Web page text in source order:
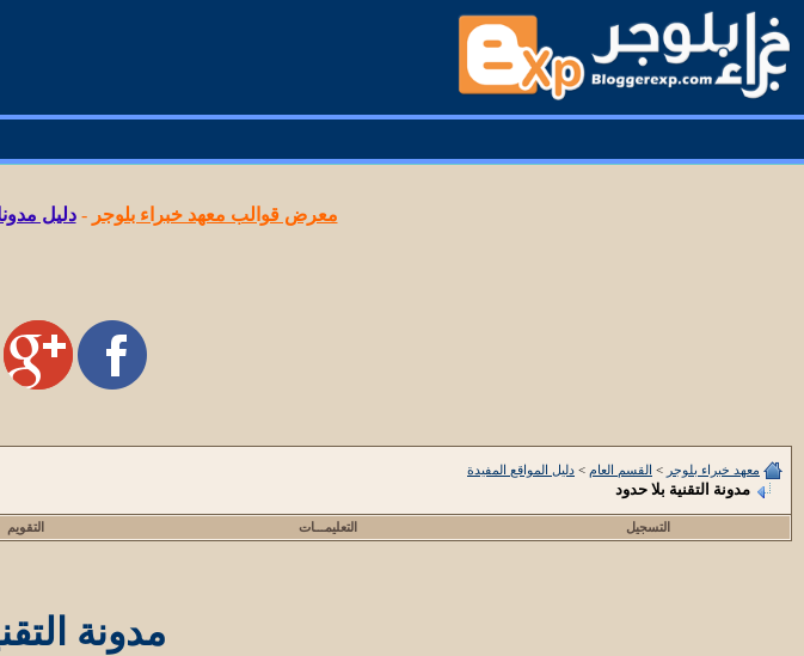
معرض قوالب معهد خبراء بلوجر -دليل
معهد خبراء بلوجر > القسم العام > دليل المواقع المفيدة
مدونة التقنية بلا حدود
التسجيل التعليمـــات التقويم
مدونة